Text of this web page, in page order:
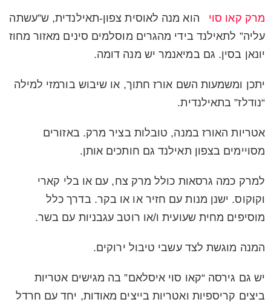
מרק קאו סוי
הוא מנה לאוסית צפון-תאילנדית, ש”עשתה
עליה” לתאילנד בידי מהגרים מוסלמים סינים מאזור מחוז
יונאן בסין. גם במיאנמר יש מנה דומה.
יתכן ומשמעות השם אורז חתוך, או שיבוש בורמזי למילה
“נודלז” בתאילנדית.
אטריות האורז במנה, טובלות בציר מרק. באזורים
מסויימים בצפון תאילנד גם חותכים אותן.
למרק כמה גרסאות כולל מרק צח, עם או בלי קארי
וקוקוס. ישנן מנות עם חזיר או או בקר. בדרך כלל
מוסיפים מחית שעועית ו/או רוטב עגבניות עם בשר.
המנה מוגשת לצד עשבי טיבול ירוקים.
יש גם גירסה “קאו סוי איסלאם” בה מגישים אטריות
ביצים קריספיות ואטריות בייצים מאודות, יחד עם חרדל